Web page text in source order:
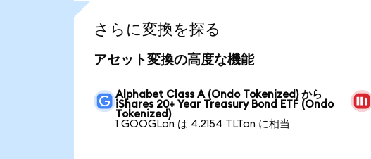
さらに変換を探る
アセット変換の高度な機能
Alphabet Class A (Ondo Tokenized) から
iShares 20+ Year Treasury Bond ETF (Ondo
Tokenized)
1 GOOGLon は 4.2154 TLTon に相当